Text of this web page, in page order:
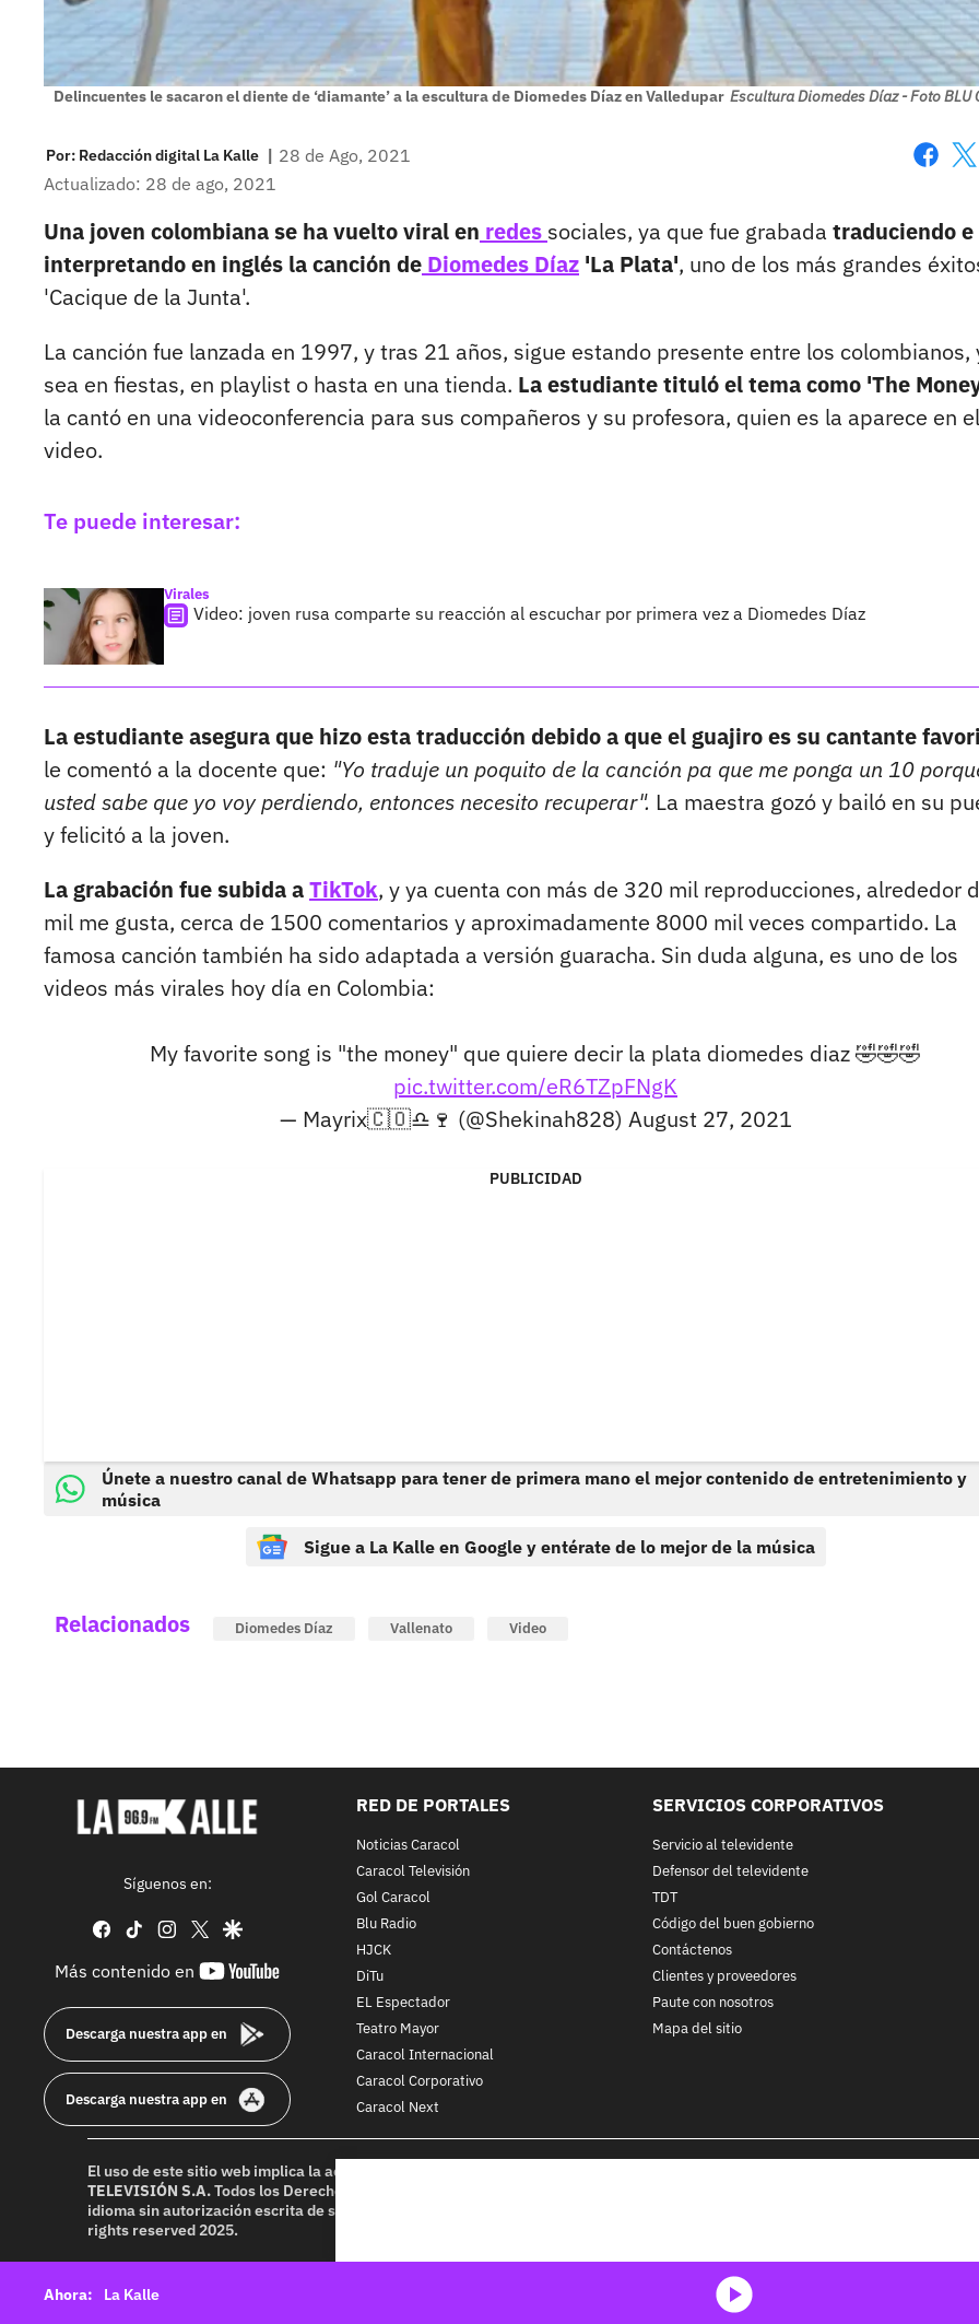
Delincuentes le sacaron el diente de ‘diamante’ a la escultura de Diomedes Díaz en Valledupar Escultura Diomedes Díaz - Foto BLU
Por: Redacción digital La Kalle | 28 de Ago, 2021
Actualizado: 28 de ago, 2021
Una joven colombiana se ha vuelto viral en redes sociales, ya que fue grabada traduciendo e
interpretando en inglés la canción de Diomedes Díaz 'La Plata', uno de los más grandes
'Cacique de la Junta'.
La canción fue lanzada en 1997, y tras 21 años, sigue estando presente entre los colombianos,
sea en fiestas, en playlist o hasta en una tienda. La estudiante tituló el tema como 'The
la cantó en una videoconferencia para sus compañeros y su profesora, quien es la aparece en el
video.
Te puede interesar:
Virales
Video: joven rusa comparte su reacción al escuchar por primera vez a Diomedes Díaz
La estudiante asegura que hizo esta traducción debido a que el guajiro es su cantante
le comentó a la docente que: "Yo traduje un poquito de la canción pa que me ponga un 10
usted sabe que yo voy perdiendo, entonces necesito recuperar". La maestra gozó y bailó en su
y felicitó a la joven.
La grabación fue subida aTikTok, y ya cuenta con más de 320 mil reproducciones, alrededor
mil me gusta, cerca de 1500 comentarios y aproximadamente 8000 mil veces compartido. La
famosa canción también ha sido adaptada a versión guaracha. Sin duda alguna, es uno de los
videos más virales hoy día en Colombia:
My favorite song is "the money" que quiere decir la plata diomedes diaz 🤣🤣🤣
pic.twitter.com/eR6TZpFNgK
— Mayrix🇨🇴♎🍷 (@Shekinah828) August 27, 2021
PUBLICIDAD
Únete a nuestro canal de Whatsapp para tener de primera mano el mejor contenido de entretenimiento y
música
Sigue a La Kalle en Google y entérate de lo mejor de la música
Relacionados Diomedes Díaz Vallenato Video
Síguenos en:
facebook
tiktok instagram
twittergoogle
Más contenido en
youtube-
Descarga nuestra app en
Descarga nuestra app en
RED DE PORTALES
Noticias Caracol
Caracol Televisión
Gol Caracol
Blu Radio
HJCK
DiTu
EL Espectador
Teatro Mayor
Caracol Internacional
Caracol Corporativo
Caracol Next
SERVICIOS CORPORATIVOS
Servicio al televidente
Defensor del televidente
TDT
Código del buen gobierno
Contáctenos
Clientes y proveedores
Paute con nosotros
Mapa del sitio
El uso de este sitio web implica la aceptación de los
TELEVISIÓN S.A.Todos los Derechos Reservados D.R.A. Prohibida su reproducción total o parcial, así como su traducción a
idioma sin autorización escrita de su titular. Reproduction in whole or in part, or translation without written permission is
rights reserved 2025.
La Kalle